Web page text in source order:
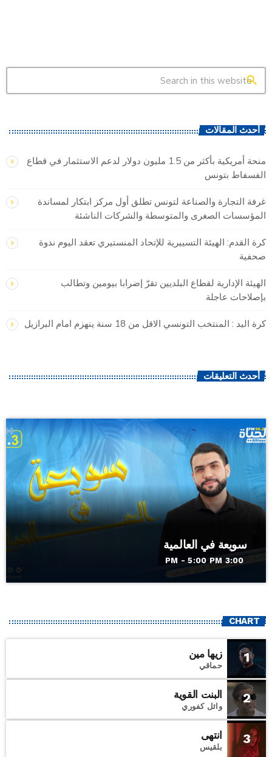
search
أحدث المقالات
منحة أمريكية بأكثر من 1.5 مليون دولار لدعم الاستثمار في قطاع
الفسفاط بتونس
غرفة التجارة والصناعة لتونس تطلق أول مركز ابتكار لمساندة
المؤسسات الصغرى والمتوسطة والشركات الناشئة
كرة القدم: الهيئة التسييرية للإتحاد المنستيري تعقد اليوم ندوة
صحفية
الهيئة الإدارية لقطاع البلديين تقرّ إضرابا بيومين وتطالب
بإصلاحات عاجلة
كرة اليد : المنتخب التونسي الاقل من 18 سنة ينهزم امام البرازيل
أحدث التعليقات
سويعة في العالمية
3:00 PM - 5:00 PM
CHART
1 زيها مين
حماقي
2 البنت القوية
وائل كفوري
3 انتهى
بلقيس